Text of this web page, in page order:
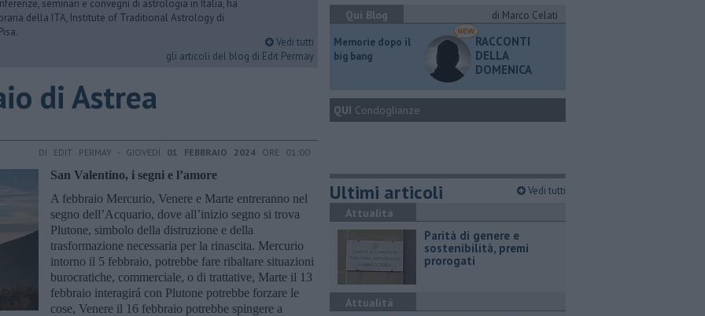
seminari e convegni di astrologia in Italia, ha
della ITA, Institute of Traditional Astrology di
Vedi tutti
gli articoli del blog di Edit Permay
di Astrea
DI EDIT PERMAY - GIOVEDÌ 01 FEBBRAIO 2024 ORE 01:00
San Valentino, i segni e l’amore
A febbraio Mercurio, Venere e Marte entreranno nel
segno dell’Acquario, dove all’inizio segno si trova
Plutone, simbolo della distruzione e della
trasformazione necessaria per la rinascita. Mercurio
intorno il 5 febbraio, potrebbe fare ribaltare situazioni
burocratiche, commerciale, o di trattative, Marte il 13
febbraio interagirá con Plutone potrebbe forzare le
cose, Venere il 16 febbraio potrebbe spingere a
Qui Blog
di Marco Celati
Memorie dopo il
big bang
RACCONTI
DELLA
DOMENICA
QUI Condoglianze
Ultimi articoli Vedi tutti
Attualità
Parità di genere e
sostenibilità, premi
prorogati
Attualità